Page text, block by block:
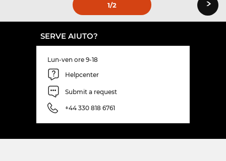
1/2 ›
SERVE AIUTO?
Lun-ven ore 9-18
Helpcenter
Submit a request
+44 330 818 6761